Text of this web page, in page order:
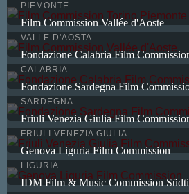
PIEMONTE
Film Commission Vallée d'Aoste
VALLE D'AOSTA
Fondazione Calabria Film
CALABRIA
Fondazione Sardegna Film
SARDEGNA
Friuli Venezia Giulia Film
FRIULI VENEZIA GIULIA
Genova Liguria Film Commission
LIGURIA
IDM Film & Music Commission